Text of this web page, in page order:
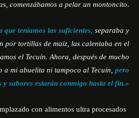
comenzábamos a pelar un montoncito.
que teníamos las suficientes, separaba y
por tortillas de maíz, las calentaba en el
el Tecuín. Ahora, después de mucho
a mi abuelita ni tampoco al Tecuín, pero
y sabores estarán conmigo hasta el fin.»
con alimentos ultra procesados